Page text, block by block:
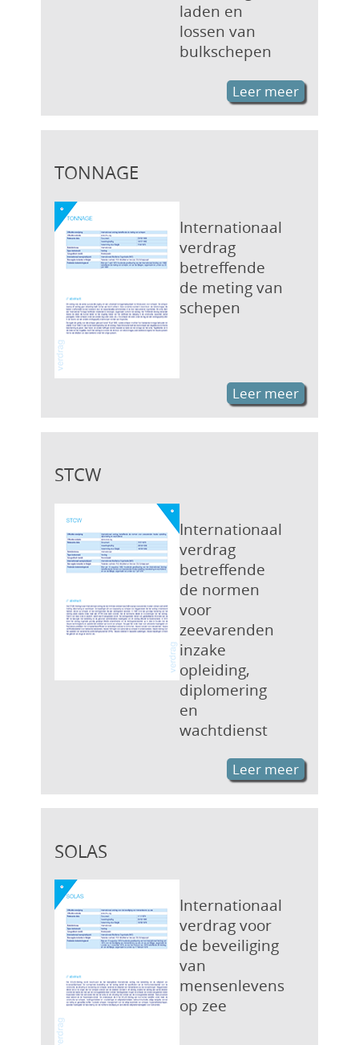
laden en
lossen van
bulkschepen
Leer meer
TONNAGE
Internationaal
verdrag
betreffende
de meting van
schepen
Leer meer
STCW
Internationaal
verdrag
betreffende
de normen
voor
zeevarenden
inzake
opleiding,
diplomering
en
wachtdienst
Leer meer
SOLAS
Internationaal
verdrag voor
de beveiliging
van
mensenlevens
op zee